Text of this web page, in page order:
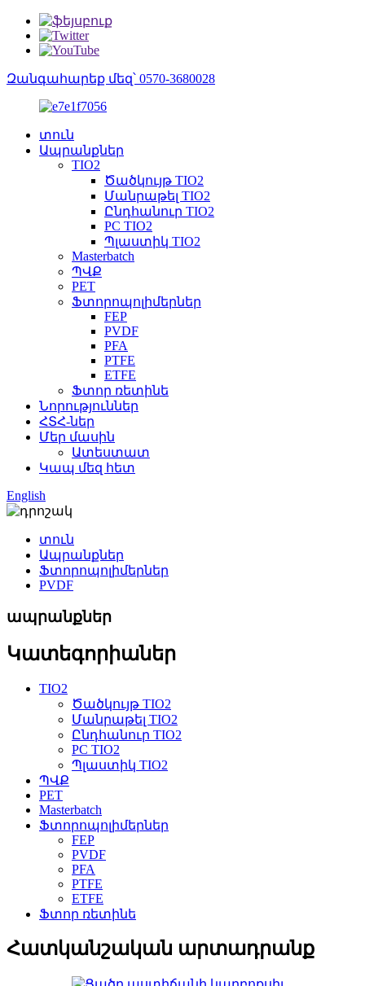
Զանգահարեք մեզ՝ 0570-3680028
տուն
Ապրանքներ
TIO2
Ծածկույթ TIO2
Մանրաթել TIO2
Ընդհանուր TIO2
PC TIO2
Պլաստիկ TIO2
Masterbatch
ՊՎՔ
PET
Ֆտորոպոլիմերներ
FEP
PVDF
PFA
PTFE
ETFE
Ֆտոր ռետինե
Նորություններ
ՀՏՀ-ներ
Մեր մասին
Ատեստատ
Կապ մեզ հետ
English
տուն
Ապրանքներ
Ֆտորոպոլիմերներ
PVDF
ապրանքներ
Կատեգորիաներ
TIO2
Ծածկույթ TIO2
Մանրաթել TIO2
Ընդհանուր TIO2
PC TIO2
Պլաստիկ TIO2
ՊՎՔ
PET
Masterbatch
Ֆտորոպոլիմերներ
FEP
PVDF
PFA
PTFE
ETFE
Ֆտոր ռետինե
Հատկանշական արտադրանք